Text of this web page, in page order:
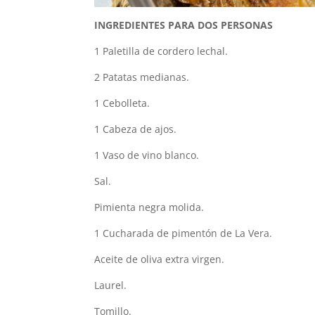
INGREDIENTES PARA DOS PERSONAS
1 Paletilla de cordero lechal.
2 Patatas medianas.
1 Cebolleta.
1 Cabeza de ajos.
1 Vaso de vino blanco.
Sal.
Pimienta negra molida.
1 Cucharada de pimentón de La Vera.
Aceite de oliva extra virgen.
Laurel.
Tomillo.